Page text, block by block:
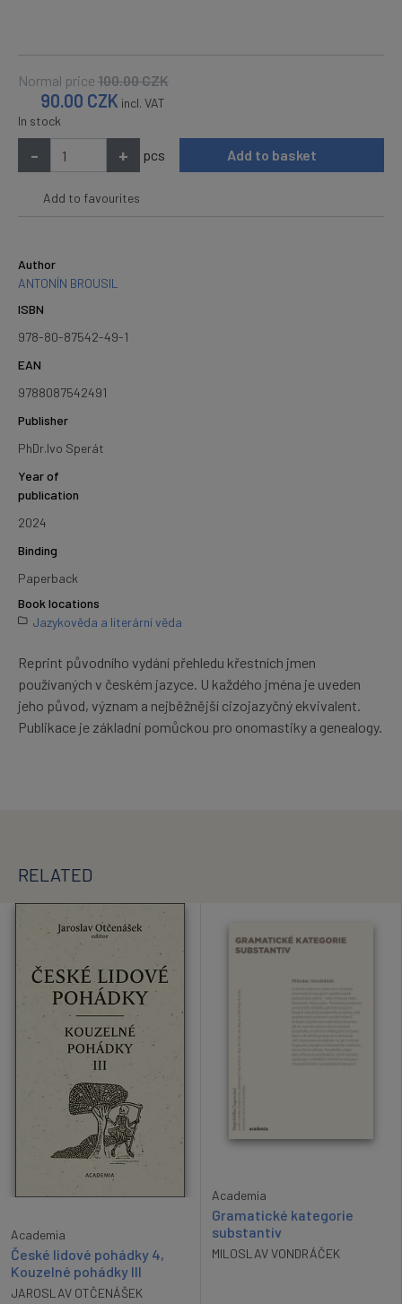
Normal price 100.00CZK
90.00 CZK incl. VAT
In stock
- + pcs Add to basket
Add to favourites
Author
ANTONÍN BROUSIL
ISBN
978-80-87542-49-1
EAN
9788087542491
Publisher
PhDr.Ivo Sperát
Year of
publication
2024
Binding
Paperback
Book locations
Jazykověda a literární věda
Reprint původního vydání přehledu křestních jmen
používaných v českém jazyce. U každého jména je uveden
jeho původ, význam a nejběžnější cizojazyčný ekvivalent.
Publikace je základní pomůckou pro onomastiky a genealogy.
RELATED
Academia
České lidové pohádky 4,
Kouzelné pohádky III
JAROSLAV OTČENÁŠEK
Academia
Gramatické kategorie
substantiv
MILOSLAV VONDRÁČEK